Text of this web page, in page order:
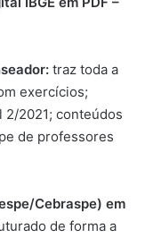
traz toda a
exercícios;
2/2021; conteúdos
de professores
Cebraspe) em
de forma a